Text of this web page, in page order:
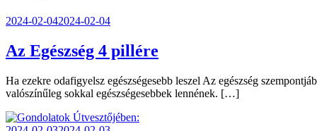
2024-02-042024-02-04
Az Egészség 4 pillére
Ha ezekre odafigyelsz egészségesebb leszel Az egészség
valószínűleg sokkal egészségesebbek lennének. […]